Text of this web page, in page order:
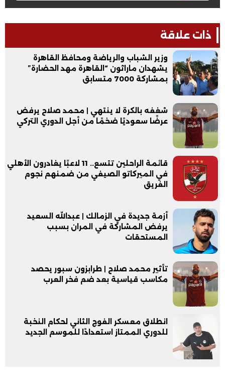
ذات علاقة
وزير الشباب والرياضة ومحافظ القاهرة
يشهدان ماراثون “القاهرة مهد الحضارة”
بمشاركة 7000 متسابق
شغفه بالكرة لا ينتهي | محمد صلاح يرفض
عرضًا سعوديًا ضخمًا من أجل الدوري التركي
قائمة الراحلين تتسع.. 11 لاعبًا يغادرون الأهلي
في الميركاتو الصيفي من ضمنهم نجوم
الفريق
أزمة جديدة في الزمالك | عبدالله السعيد
يرفض المشاركة في المران بسبب
المستحقات
تأثير محمد صلاح | طرابزون سبور يحصد
مكاسب قياسية بعد ضم فخر العرب
انطلاق معسكر الفوج الثاني لحكام النخبة
للدوري الممتاز استعدادًا للموسم الجديد